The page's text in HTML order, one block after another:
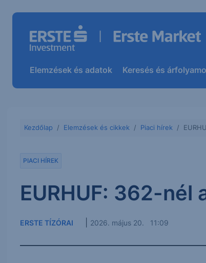
Elemzések és adatok Keresés és
Kezdőlap Elemzések és cikkek Piaci hírek
PIACI HÍREK
EURHUF: 362-nél
ERSTE TÍZÓRAI 2026. május 20. 11:09